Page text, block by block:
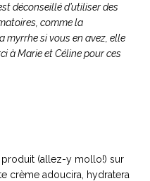
déconseillé d’utiliser des
comme la
myrrhe si vous en avez, elle
à Marie et Céline pour ces
(allez-y mollo!) sur
crème adoucira, hydratera